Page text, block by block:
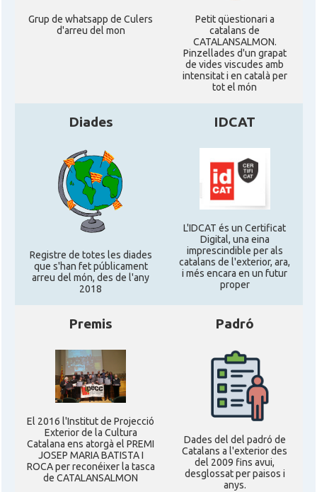
Grup de whatsapp de Culers
d'arreu del mon
Petit qüestionari a
catalans de
CATALANSALMON.
Pinzellades d'un grapat
de vides viscudes amb
intensitat i en català per
tot el món
Diades
Registre de totes les diades
que s'han fet públicament
arreu del món, des de l'any
2018
IDCAT
L'IDCAT és un Certificat
Digital, una eina
imprescindible per als
catalans de l'exterior, ara,
i més encara en un futur
proper
Premis
El 2016 l'Institut de Projecció
Exterior de la Cultura
Catalana ens atorgà el PREMI
JOSEP MARIA BATISTA I
ROCA per reconéixer la tasca
de CATALANSALMON
Padró
Dades del del padró de
Catalans a l'exterior des
del 2009 fins avui,
desglossat per paisos i
anys.